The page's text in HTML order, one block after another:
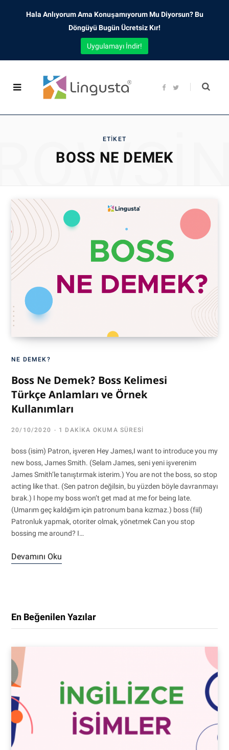
F
b
t
ETIKET
BOSS NE DEMEK
NE DEMEK?
Boss Ne Demek? Boss Kelimesi
Türkçe Anlamları ve Örnek
Kullanımları
20/10/2020 1 DAKIKA OKUMA SÜRESI
boss (isim) Patron, işveren Hey James,I want to introduce you my
new boss, James Smith. (Selam James, seni yeni işverenim
James Smith’le tanıştırmak isterim.) You are not the boss, so stop
acting like that. (Sen patron değilsin, bu yüzden böyle davranmayı
bırak.) I hope my boss won’t get mad at me for being late.
(Umarım geç kaldığım için patronum bana kızmaz.) boss (fiil)
Patronluk yapmak, otoriter olmak, yönetmek Can you stop
bossing me around? I…
Devamını Oku
En Beğenilen Yazılar
Hala Anlıyorum Ama Konuşamıyorum Mu Diyorsun? Bu
Döngüyü Bugün Ücretsiz Kır!
Uygulamayı İndir!